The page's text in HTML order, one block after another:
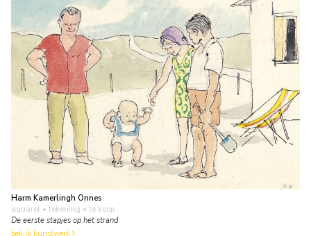
Harm Kamerlingh Onnes
aquarel • tekening • te koop
De eerste stapjes op het strand
bekijk kunstwerk